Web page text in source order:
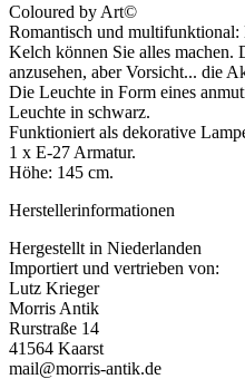
Coloured by Art©
Romantisch und
Kelch können Sie alles machen.
anzusehen, aber Vorsicht... die
Die Leuchte in Form eines
Leuchte in schwarz.
Funktioniert als dekorative
1 x E-27 Armatur.
Höhe: 145 cm.
Herstellerinformationen
Hergestellt in Niederlanden
Importiert und vertrieben von:
Lutz Krieger
Morris Antik
Rurstraße 14
41564 Kaarst
mail@morris-antik.de